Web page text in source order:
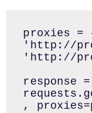
proxies
'http://
'http://
response =
,